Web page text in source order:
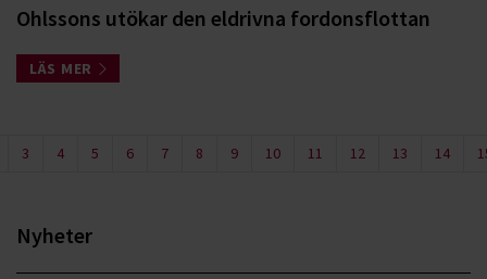
Ohlssons utökar den eldrivna fordonsflottan
LÄS MER
3 4 5 6 7 8 9 10 11 12 13 14
Nyheter